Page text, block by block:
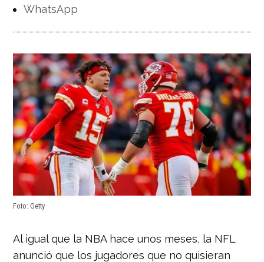
WhatsApp
Foto: Getty
Al igual que la NBA hace unos meses, la NFL
anunció que los jugadores que no quisieran